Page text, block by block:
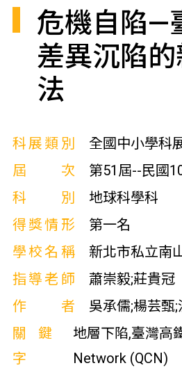
危機自陷—
差異沉陷
法
科展類別
全國中小學科
屆次
第51屆--民國
科別
地球科學科
得獎情形
第一名
學校名稱
新北市私立南
指導老師
蕭崇毅;莊貴冠
作者
吳承儒;楊芸甄;
關鍵
字
地層下陷,臺灣高
Network (QCN)